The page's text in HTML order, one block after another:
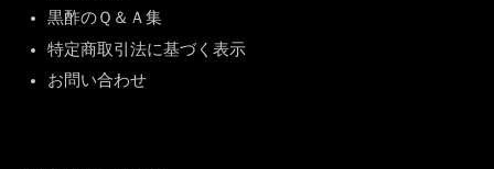
黒酢のＱ＆Ａ集
特定商取引法に基づく表示
お問い合わせ